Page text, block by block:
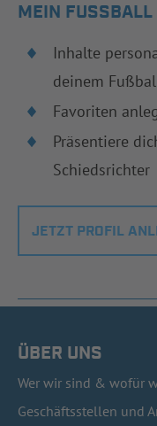
MEIN FUSSBALL
Inhalte
deinem
Favoriten
Präsentiere
Schiedsrichter
JETZT PROFIL
ÜBER UNS
Wer wir sind & wofür
Geschäftsstellen und